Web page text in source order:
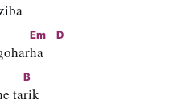
ba
Em
ha
D
ta
B
rik